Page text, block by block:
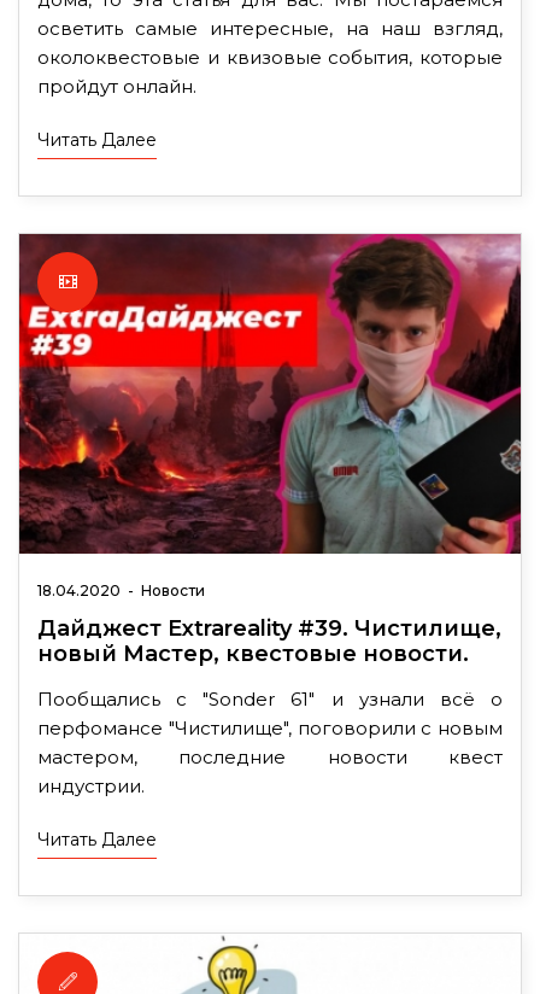
осветить самые интересные, на наш взгляд,
околоквестовые и квизовые события, которые
пройдут онлайн.
Читать Далее
18.04.2020 - Новости
Дайджест Extrareality #39. Чистилище,
новый Мастер, квестовые новости.
Пообщались с "Sonder 61" и узнали всё о
перфомансе "Чистилище", поговорили с новым
мастером, последние новости квест
индустрии.
Читать Далее